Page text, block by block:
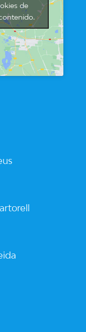
de